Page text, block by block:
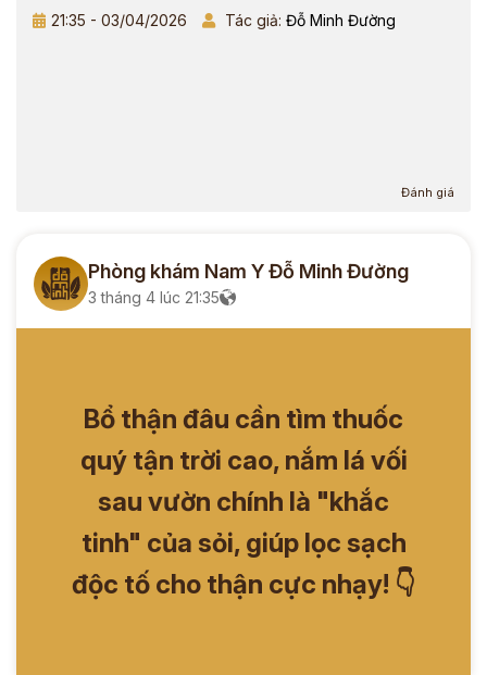
21:35 - 03/04/2026 Tác giả: Đỗ Minh Đường
Đánh giá
Phòng khám Nam Y Đỗ Minh Đường
3 tháng 4 lúc 21:35
Bổ thận đâu cần tìm thuốc
quý tận trời cao, nắm lá vối
sau vườn chính là "khắc
tinh" của sỏi, giúp lọc sạch
độc tố cho thận cực nhạy! 👇